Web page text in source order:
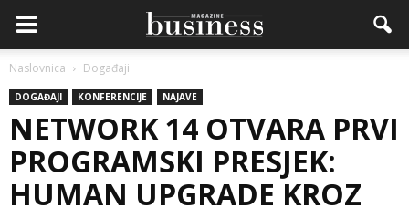
Naslovnica Događaji
DOGAĐAJI KONFERENCIJE NAJAVE
NETWORK 14 OTVARA PRVI
PROGRAMSKI PRESJEK:
HUMAN UPGRADE KROZ